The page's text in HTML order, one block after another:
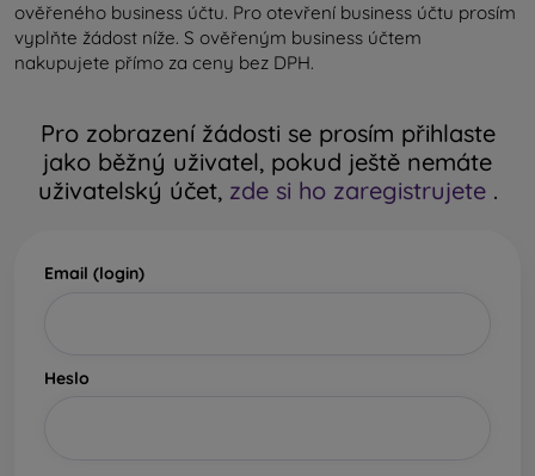
ověřeného business účtu. Pro otevření business účtu prosím
vyplňte žádost níže. S ověřeným business účtem
nakupujete přímo za ceny bez DPH.
Pro zobrazení žádosti se prosím přihlaste
jako běžný uživatel, pokud ještě nemáte
uživatelský účet, zde si ho zaregistrujete .
Email (login)
Heslo